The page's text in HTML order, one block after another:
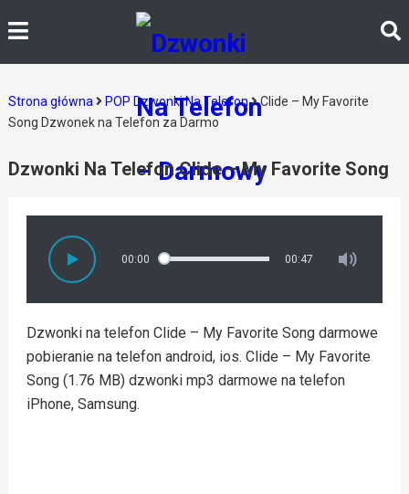
Strona główna POP Dzwonki Na Telefon
Clide – My Favorite
Song Dzwonek na Telefon za Darmo
Dzwonki Na Telefon Clide – My Favorite Song
00:00 00:47
Dzwonki na telefon Clide – My Favorite Song darmowe
pobieranie na telefon android, ios. Clide – My Favorite
Song (1.76 MB) dzwonki mp3 darmowe na telefon
iPhone, Samsung.